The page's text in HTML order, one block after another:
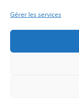
Gérer les services
La mairie est
Site internet